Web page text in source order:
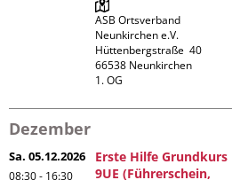
ASB Ortsverband
Neunkirchen e.V.
Hüttenbergstraße  40
66538 Neunkirchen
1. OG
Dezember
Sa. 05.12.2026
08:30 - 16:30
Erste Hilfe Grundkurs
9UE (Führerschein,